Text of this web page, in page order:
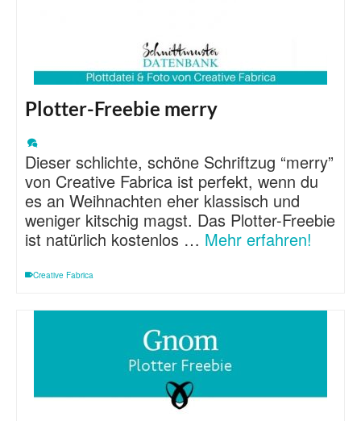
Plotter-Freebie merry
Dieser schlichte, schöne Schriftzug “merry”
von Creative Fabrica ist perfekt, wenn du
es an Weihnachten eher klassisch und
weniger kitschig magst. Das Plotter-Freebie
ist natürlich kostenlos … Mehr erfahren!
Creative Fabrica